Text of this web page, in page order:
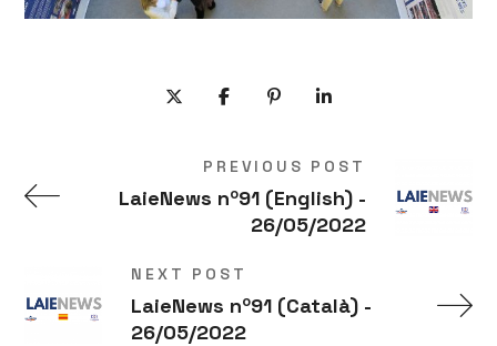
PREVIOUS POST
LaieNews nº91 (English) -
26/05/2022
NEXT POST
LaieNews nº91 (Català) -
26/05/2022